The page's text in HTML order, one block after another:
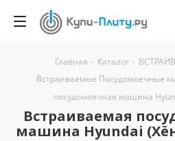
Главная - Каталог -
Встраиваемые Посудомоечные
посудомоечная машина
Встраиваемая
машина Hyundai